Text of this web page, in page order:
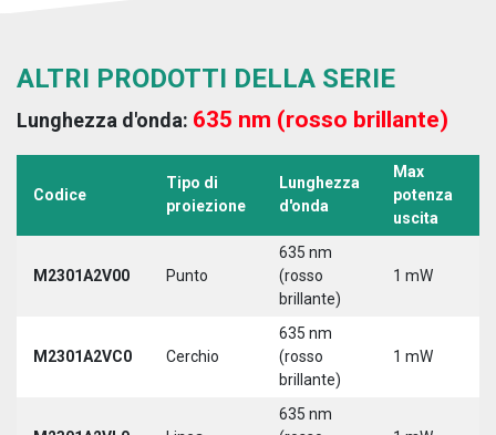
ALTRI PRODOTTI DELLA SERIE
Lunghezza d'onda: 635 nm (rosso brillante)
Codice
Tipo di
proiezione
Lunghezza
d'onda
Max
potenza
uscita
M2301A2V00 Punto
635 nm
(rosso
brillante)
1 mW
M2301A2VC0 Cerchio
635 nm
(rosso
brillante)
1 mW
635 nm